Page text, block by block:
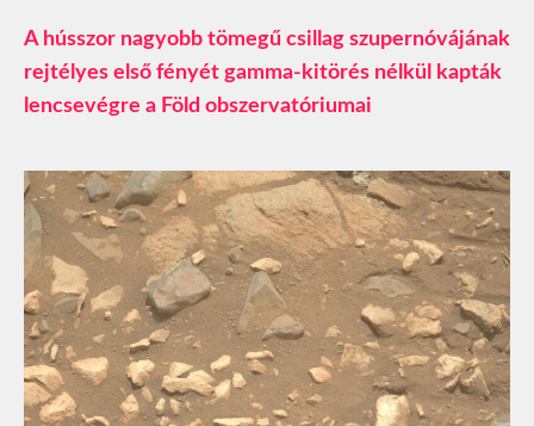
A hússzor nagyobb tömegű csillag szupernóvájának
rejtélyes első fényét gamma-kitörés nélkül kapták
lencsevégre a Föld obszervatóriumai